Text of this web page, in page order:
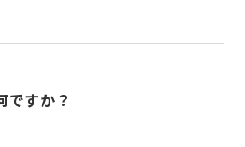
ですか？